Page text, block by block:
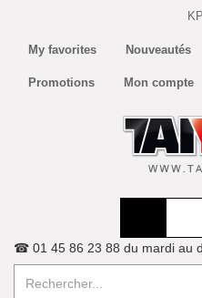
My favorites Nouveautés
Promotions Mon compte
☎ 01 45 86 23 88 du mardi au